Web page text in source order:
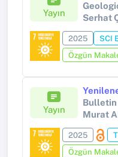
Yayın
Serhat
2025
SCI
Özgün
Yayın
Murat
2025
Özgün